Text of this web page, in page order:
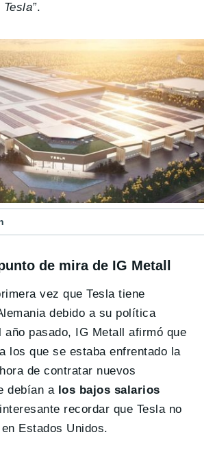
.
de mira de IG Metall
vez que Tesla tiene
debido a su política
año pasado, IG Metall afirmó que
los que se estaba enfrentado la
de contratar nuevos
debían a los bajos salarios
recordar que Tesla no
Estados Unidos.